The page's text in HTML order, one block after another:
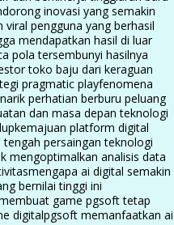
inovasi yang semakin
viral pengguna yang berhasil
mendapatkan hasil di luar
pola tersembunyi hasilnya
toko baju dari keraguan
pragmatic playfenomena
perhatian berburu peluang
dan masa depan teknologi
kemajuan platform digital
persaingan teknologi
mengoptimalkan analisis data
mengapa ai digital semakin
bernilai tinggi ini
game pgsoft tetap
digitalpgsoft memanfaatkan ai